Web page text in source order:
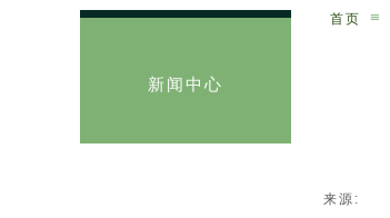
首页 ≡
新闻中心
来源: